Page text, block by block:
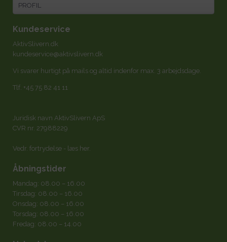
PROFIL
Kundeservice
AktivSlivern.dk
kundeservice@aktivslivern.dk
Vi svarer hurtigt på mails og altid indenfor max. 3 arbejdsdage.
Tlf. +45 75 82 41 11
Juridisk navn AktivSlivern ApS
CVR nr. 27988229
Vedr. fortrydelse - læs her.
Åbningstider
Mandag: 08.00 – 16.00
Tirsdag: 08.00 – 16.00
Onsdag: 08.00 – 16.00
Torsdag: 08.00 – 16.00
Fredag: 08.00 – 14.00